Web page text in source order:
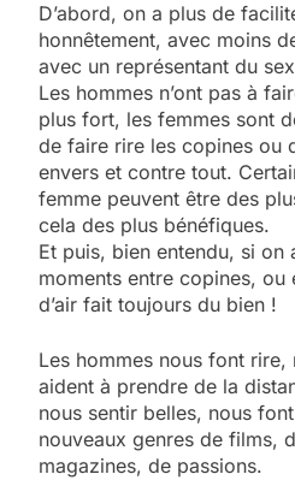
D’abord, on a plus de
honnêtement, avec moins
avec un représentant du
Les hommes n’ont pas à
plus fort, les femmes sont
de faire rire les copines ou
envers et contre tout.
femme peuvent être des
cela des plus bénéfiques.
Et puis, bien entendu, si on
moments entre copines,
d’air fait toujours du bien !
Les hommes nous font rire,
aident à prendre de la
nous sentir belles, nous
nouveaux genres de films,
magazines, de passions.